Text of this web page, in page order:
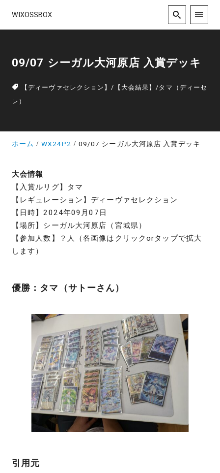
WIXOSSBOX
09/07 シーガル大河原店 入賞デッキ
【ディーヴァセレクション】/ 【大会結果】/タマ（ディーセ
レ）
ホーム WX24P2 09/07 シーガル大河原店 入賞デッキ
大会情報
【入賞ルリグ】タマ
【レギュレーション】ディーヴァセレクション
【日時】2024年09月07日
【場所】シーガル大河原店（宮城県）
【参加人数】？人（各画像はクリックorタップで拡大
します）
優勝：タマ（サトーさん）
引用元